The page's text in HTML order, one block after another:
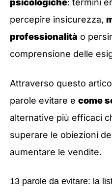
psicologiche: termini
percepire insicurezza,
professionalità o
comprensione delle
Attraverso questo
parole evitare e come
alternative più efficaci
superare le obiezioni
aumentare le vendite.
13 parole da evitare: la